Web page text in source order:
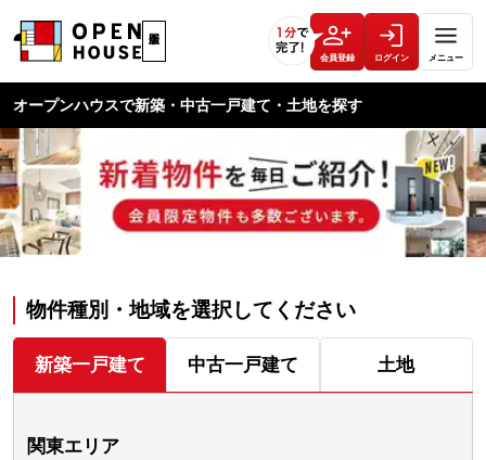
会員登録 ログイン メニュー
オープンハウスで新築・中古一戸建て・土地を探す
物件種別・地域を選択してください
新築一戸建て 中古一戸建て 土地
関東エリア